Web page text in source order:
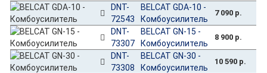
DNT-
72543
BELCAT GDA-10 -
Комбоусилитель
7 090 р.
DNT-
73307
BELCAT GN-15 -
Комбоусилитель
8 900 р.
DNT-
73308
BELCAT GN-30 -
Комбоусилитель
10 590 р.